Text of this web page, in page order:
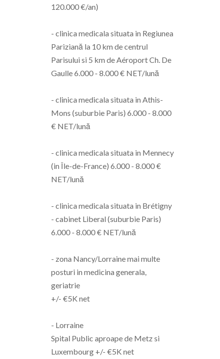
120.000 €/an)
- clinica medicala situata in Regiunea
Pariziană la 10 km de centrul
Parisului si 5 km de Aéroport Ch. De
Gaulle 6.000 - 8.000 € NET/lună
- clinica medicala situata in Athis-
Mons (suburbie Paris) 6.000 - 8.000
€ NET/lună
- clinica medicala situata in Mennecy
(in Île-de-France) 6.000 - 8.000 €
NET/lună
- clinica medicala situata in Brétigny
- cabinet Liberal (suburbie Paris)
6.000 - 8.000 € NET/lună
- zona Nancy/Lorraine mai multe
posturi in medicina generala,
geriatrie
+/- €5K net
- Lorraine
Spital Public aproape de Metz si
Luxembourg +/- €5K net